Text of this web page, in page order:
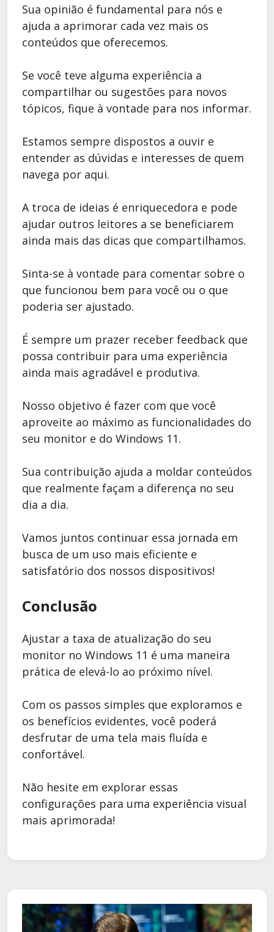
Sua opinião é fundamental para nós e
ajuda a aprimorar cada vez mais os
conteúdos que oferecemos.
Se você teve alguma experiência a
compartilhar ou sugestões para novos
tópicos, fique à vontade para nos informar.
Estamos sempre dispostos a ouvir e
entender as dúvidas e interesses de quem
navega por aqui.
A troca de ideias é enriquecedora e pode
ajudar outros leitores a se beneficiarem
ainda mais das dicas que compartilhamos.
Sinta-se à vontade para comentar sobre o
que funcionou bem para você ou o que
poderia ser ajustado.
É sempre um prazer receber feedback que
possa contribuir para uma experiência
ainda mais agradável e produtiva.
Nosso objetivo é fazer com que você
aproveite ao máximo as funcionalidades do
seu monitor e do Windows 11.
Sua contribuição ajuda a moldar conteúdos
que realmente façam a diferença no seu
dia a dia.
Vamos juntos continuar essa jornada em
busca de um uso mais eficiente e
satisfatório dos nossos dispositivos!
Conclusão
Ajustar a taxa de atualização do seu
monitor no Windows 11 é uma maneira
prática de elevá-lo ao próximo nível.
Com os passos simples que exploramos e
os benefícios evidentes, você poderá
desfrutar de uma tela mais fluída e
confortável.
Não hesite em explorar essas
configurações para uma experiência visual
mais aprimorada!